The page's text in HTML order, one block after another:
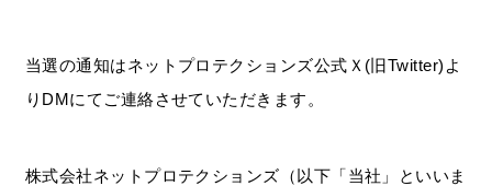
当選の通知はネットプロテクションズ公式Ｘ(旧Twitter)よ
りDMにてご連絡させていただきます。
株式会社ネットプロテクションズ（以下「当社」といいま